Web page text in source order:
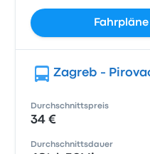
Zagreb -
Durchschnittspreis
34 €
Durchschnittsdauer